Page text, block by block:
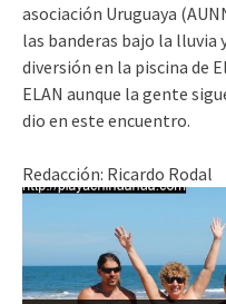
asociación Uruguaya
las banderas bajo la lluvia
diversión en la piscina de
ELAN aunque la gente
dio en este encuentro.
Redacción: Ricardo Rodal